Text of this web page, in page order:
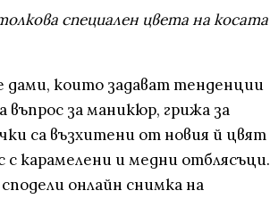
специален цвета на косата
дами, които задават тенденции
въпрос за маникюр, грижа за
са възхитени от новия й цвят
карамелени и медни отблясъци.
онлайн снимка на